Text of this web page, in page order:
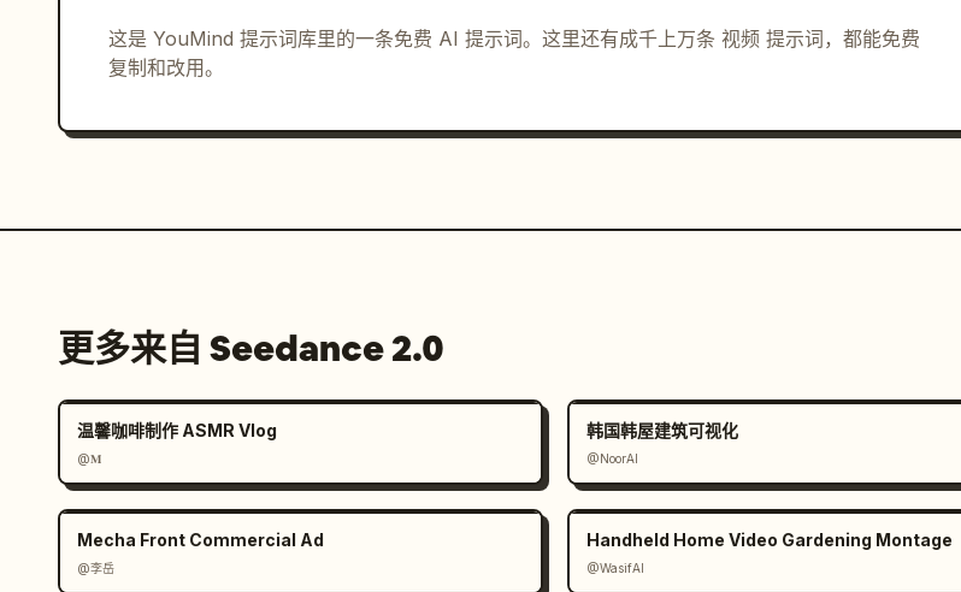
    },
        "time": "0:00–0:02",
      },
面。房间墙壁开始轻微脉动，准备升起。"
      {
        "time": "0:05–0:09",
        "action": "墙壁开始从 2D 平面向上挤压生成 —— 所有内墙同时升起，保持精确的占地轮
廓。车库墙壁、卧室墙壁、厨房"
      }
    ]
  }
这是 YouMind 提示词库里的一条免费 AI 提示词。这里还有成千上万条 视频 提示词，都能免费
复制和改用。
更多来自 Seedance 2.0
温馨咖啡制作 ASMR Vlog
@𝐌
韩国韩屋建筑可视化
@NoorAI
Mecha Front Commercial Ad
@李岳
Handheld Home Video Gardening Montage
@WasifAI